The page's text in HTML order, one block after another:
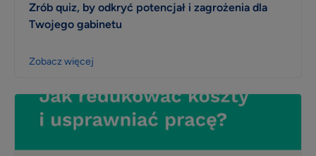
Zrób quiz, by odkryć potencjał i zagrożenia dla
Twojego gabinetu
Zobacz więcej